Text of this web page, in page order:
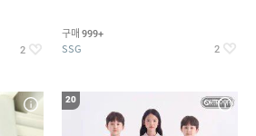
2
구매 999+
SSG 2
20